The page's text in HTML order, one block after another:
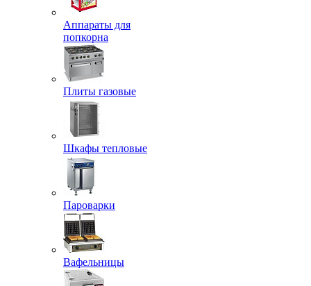
Аппараты для
попкорна
Плиты газовые
Шкафы тепловые
Пароварки
Вафельницы